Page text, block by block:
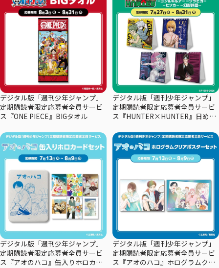
デジタル版「週刊少年ジャンプ」
定期購読者限定応募者全員サービ
ス『ONE PIECE』BIGタオル
デジタル版「週刊少年ジャンプ」
定期購読者限定応募者全員サービ
ス『HUNTER×HUNTER』日めく
デジタル版「週刊少年ジャンプ」
定期購読者限定応募者全員サービ
ス『アオのハコ』缶入りホロカー
デジタル版「週刊少年ジャンプ」
定期購読者限定応募者全員サービ
ス『アオのハコ』ホログラムクリ